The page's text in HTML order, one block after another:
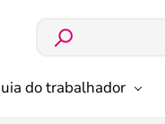
do trabalhador